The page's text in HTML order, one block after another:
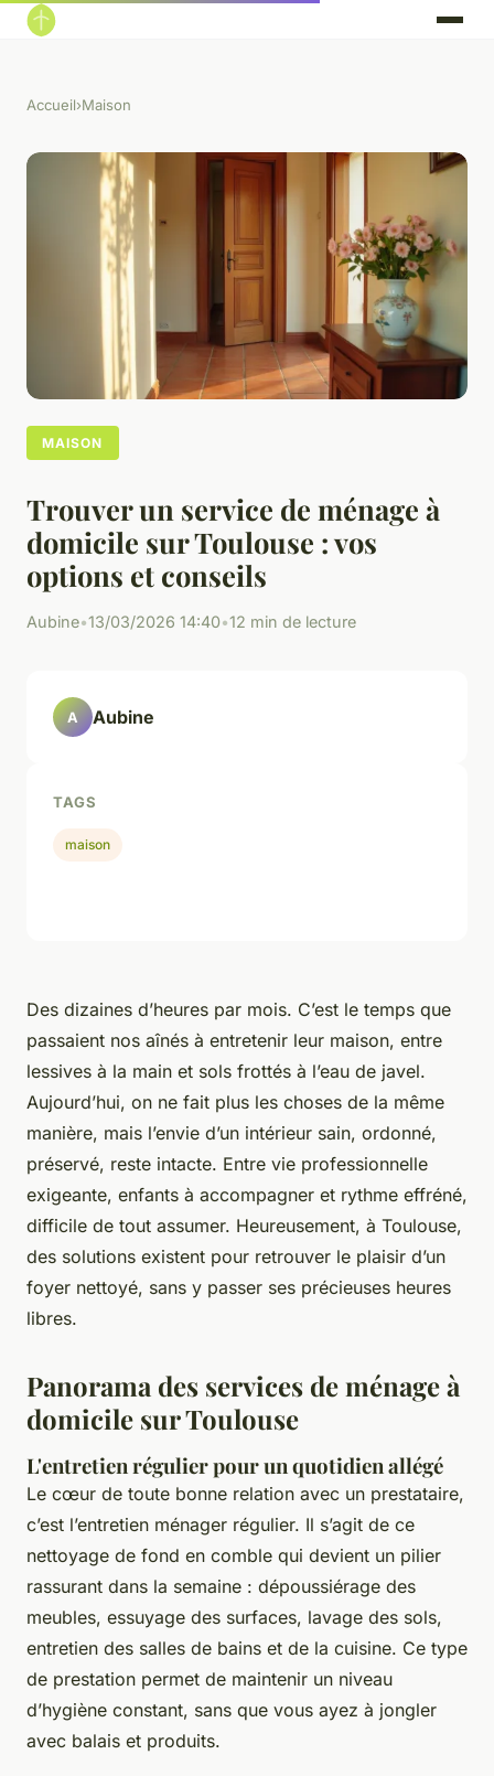
Accueil›Maison
MAISON
Trouver un service de ménage à
domicile sur Toulouse : vos
options et conseils
Aubine•13/03/2026 14:40•12 min de lecture
Des dizaines d’heures par mois. C’est le temps que
passaient nos aînés à entretenir leur maison, entre
lessives à la main et sols frottés à l’eau de javel.
Aujourd’hui, on ne fait plus les choses de la même
manière, mais l’envie d’un intérieur sain, ordonné,
préservé, reste intacte. Entre vie professionnelle
exigeante, enfants à accompagner et rythme effréné,
difficile de tout assumer. Heureusement, à Toulouse,
des solutions existent pour retrouver le plaisir d’un
foyer nettoyé, sans y passer ses précieuses heures
libres.
Panorama des services de ménage à
domicile sur Toulouse
L'entretien régulier pour un quotidien allégé
Le cœur de toute bonne relation avec un prestataire,
c’est l’entretien ménager régulier. Il s’agit de ce
nettoyage de fond en comble qui devient un pilier
rassurant dans la semaine : dépoussiérage des
meubles, essuyage des surfaces, lavage des sols,
entretien des salles de bains et de la cuisine. Ce type
de prestation permet de maintenir un niveau
d’hygiène constant, sans que vous ayez à jongler
avec balais et produits.
A Aubine
TAGS
maison